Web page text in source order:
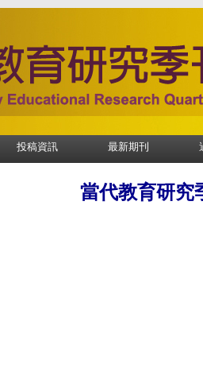
投稿資訊 最新期刊
當代教育研究